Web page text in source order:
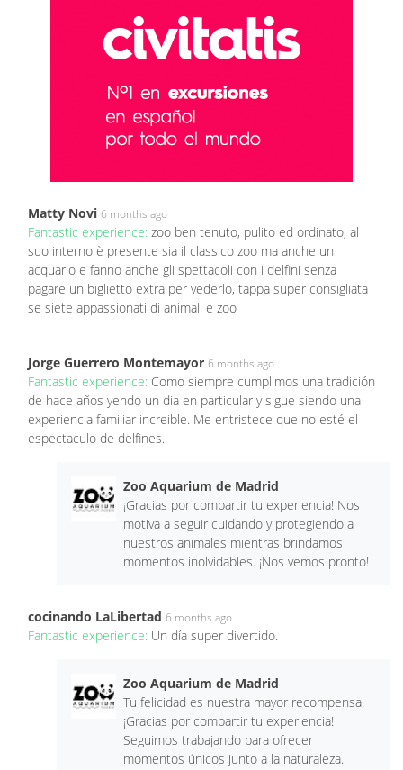
Matty Novi 6 months ago
Fantastic experience: zoo ben tenuto, pulito ed ordinato, al
suo interno è presente sia il classico zoo ma anche un
acquario e fanno anche gli spettacoli con i delfini senza
pagare un biglietto extra per vederlo, tappa super consigliata
se siete appassionati di animali e zoo
Jorge Guerrero Montemayor 6 months ago
Fantastic experience: Como siempre cumplimos una tradición
de hace años yendo un dia en particular y sigue siendo una
experiencia familiar increible. Me entristece que no esté el
espectaculo de delfines.
Zoo Aquarium de Madrid
¡Gracias por compartir tu experiencia! Nos
motiva a seguir cuidando y protegiendo a
nuestros animales mientras brindamos
momentos inolvidables. ¡Nos vemos pronto!
cocinando LaLibertad 6 months ago
Fantastic experience: Un día super divertido.
Zoo Aquarium de Madrid
Tu felicidad es nuestra mayor recompensa.
¡Gracias por compartir tu experiencia!
Seguimos trabajando para ofrecer
momentos únicos junto a la naturaleza.